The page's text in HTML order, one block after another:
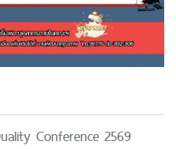
Conference 2569